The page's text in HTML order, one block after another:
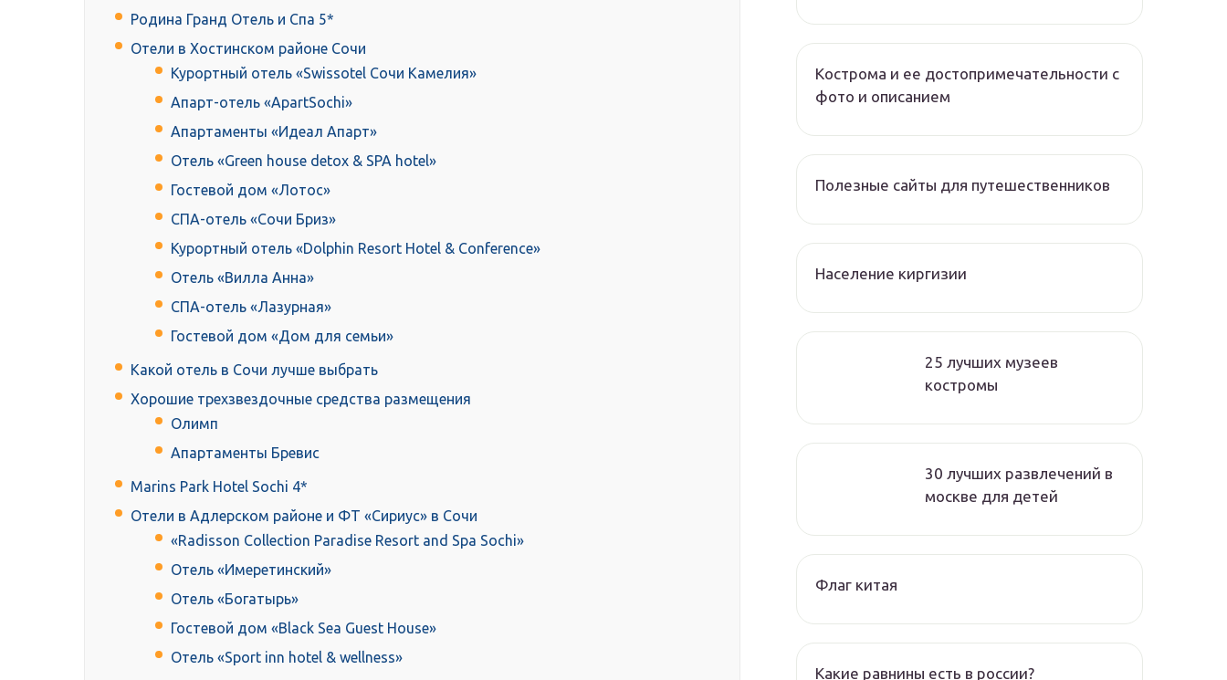
Родина Гранд Отель и Спа 5*
Отели в Хостинском районе Сочи
Курортный отель «Swissotel Сочи Камелия»
Апарт-отель «ApartSochi»
Апартаменты «Идеал Апарт»
Отель «Green house detox & SPA hotel»
Гостевой дом «Лотос»
СПА-отель «Сочи Бриз»
Курортный отель «Dolphin Resort Hotel & Conference»
Отель «Вилла Анна»
СПА-отель «Лазурная»
Гостевой дом «Дом для семьи»
Какой отель в Сочи лучше выбрать
Хорошие трехзвездочные средства размещения
Олимп
Апартаменты Бревис
Marins Park Hotel Sochi 4*
Отели в Адлерском районе и ФТ «Сириус» в Сочи
«Radisson Collection Paradise Resort and Spa Sochi»
Отель «Имеретинский»
Отель «Богатырь»
Гостевой дом «Black Sea Guest House»
Отель «Sport inn hotel & wellness»
Кострома и ее достопримечательности с
фото и описанием
Полезные сайты для путешественников
Население киргизии
25 лучших музеев
костромы
30 лучших развлечений в
москве для детей
Флаг китая
Какие равнины есть в россии?